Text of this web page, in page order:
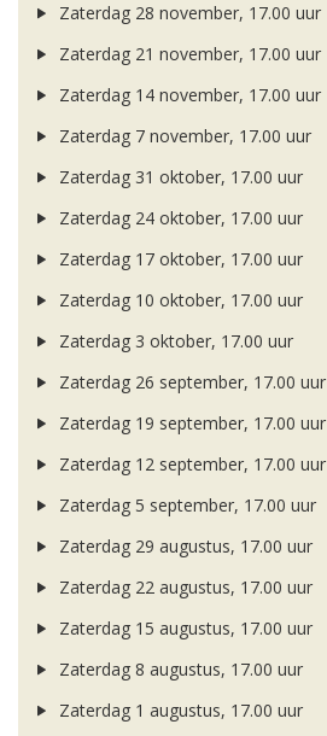
Zaterdag 28 november, 17.00 uur
Zaterdag 21 november, 17.00 uur
Zaterdag 14 november, 17.00 uur
Zaterdag 7 november, 17.00 uur
Zaterdag 31 oktober, 17.00 uur
Zaterdag 24 oktober, 17.00 uur
Zaterdag 17 oktober, 17.00 uur
Zaterdag 10 oktober, 17.00 uur
Zaterdag 3 oktober, 17.00 uur
Zaterdag 26 september, 17.00 uur
Zaterdag 19 september, 17.00 uur
Zaterdag 12 september, 17.00 uur
Zaterdag 5 september, 17.00 uur
Zaterdag 29 augustus, 17.00 uur
Zaterdag 22 augustus, 17.00 uur
Zaterdag 15 augustus, 17.00 uur
Zaterdag 8 augustus, 17.00 uur
Zaterdag 1 augustus, 17.00 uur